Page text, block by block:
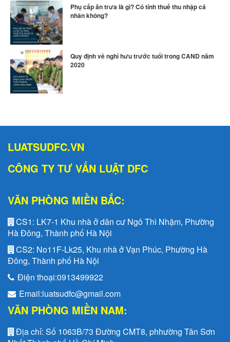
Phụ cấp ăn trưa là gì? Có tính thuế thu nhập cá
nhân không?
Quy định về nghỉ hưu trước tuổi trong CAND năm
2020
LUATSUDFC.VN
CÔNG TY TƯ VẤN LUẬT DFC
VĂN PHÒNG MIỀN BẮC:
CS1: LK7-1 Khu nhà ở dân cư Ngô Thì Nhậm, Phường
Hà Đông, Thành phố Hà Nội
CS2: No11F-Lk25, Khu nhà ở Vạn Phúc, Phường Hà
Đông, Thành phố Hà Nội
Điện thoại:0913499922
Email:luatsudfc@gmail.com
VĂN PHÒNG MIỀN NAM:
Địa chỉ: Số 1063B/73 Đường CMT8, phhường Tân Sơn